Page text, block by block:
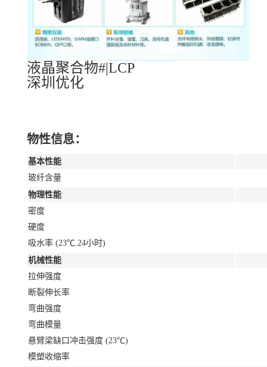
液晶聚合物#|LCP
深圳优化
物性信息：
基本性能
玻纤含量
物理性能
密度
硬度
吸水率 (23℃.24小时)
机械性能
拉伸强度
断裂伸长率
弯曲强度
弯曲模量
悬臂梁缺口冲击强度 (23℃)
模塑收缩率